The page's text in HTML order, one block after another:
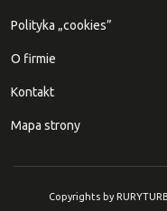
Polityka „cookies”
O firmie
Kontakt
Mapa strony
Copyrights by